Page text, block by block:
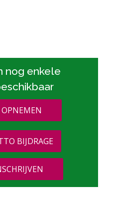
nog enkele
BIJDRAGE